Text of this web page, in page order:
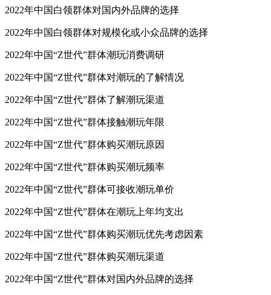
2022年中国白领群体对国内外品牌的选择
2022年中国白领群体对规模化或小众品牌的选择
2022年中国“Z世代”群体潮玩消费调研
2022年中国“Z世代”群体对潮玩的了解情况
2022年中国“Z世代”群体了解潮玩渠道
2022年中国“Z世代”群体接触潮玩年限
2022年中国“Z世代”群体购买潮玩原因
2022年中国“Z世代”群体购买潮玩频率
2022年中国“Z世代”群体可接收潮玩单价
2022年中国“Z世代”群体在潮玩上年均支出
2022年中国“Z世代”群体购买潮玩优先考虑因素
2022年中国“Z世代”群体购买潮玩渠道
2022年中国“Z世代”群体对国内外品牌的选择